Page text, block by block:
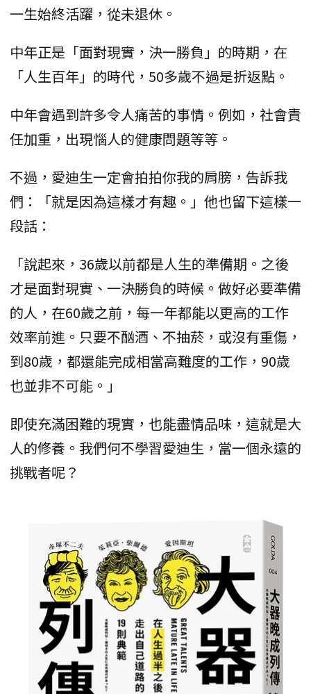
一生始終活躍，從未退休。
中年正是「面對現實，決一勝負」的時期，在
「人生百年」的時代，50多歲不過是折返點。
中年會遇到許多令人痛苦的事情。例如，社會責
任加重，出現惱人的健康問題等等。
不過，愛迪生一定會拍拍你我的肩膀，告訴我
們：「就是因為這樣才有趣。」他也留下這樣一
段話：
「說起來，36歲以前都是人生的準備期。之後
才是面對現實、一決勝負的時候。做好必要準備
的人，在60歲之前，每一年都能以更高的工作
效率前進。只要不酗酒、不抽菸，或沒有重傷，
到80歲，都還能完成相當高難度的工作，90歲
也並非不可能。」
即使充滿困難的現實，也能盡情品味，這就是大
人的修養。我們何不學習愛迪生，當一個永遠的
挑戰者呢？